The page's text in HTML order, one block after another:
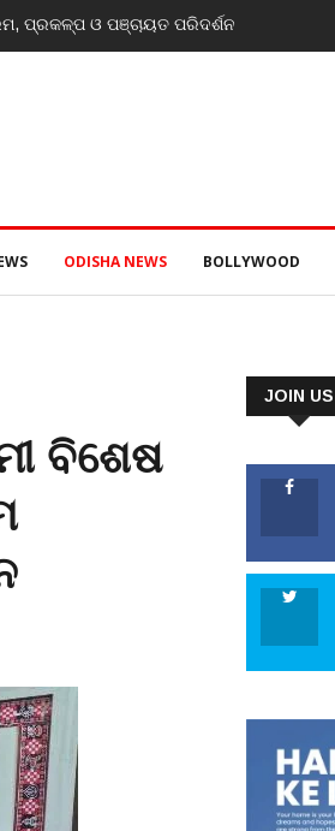
Gandhi at ‘Chhatron Ki Goonj’
ODISHA NEWS BOLLYWOOD
ବିଶେଷ
JOIN US